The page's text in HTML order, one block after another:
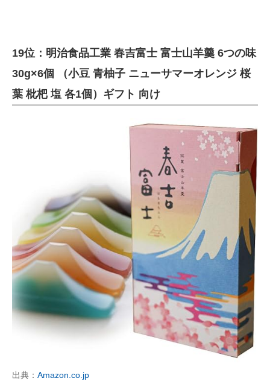
19位：明治食品工業 春吉富士 富士山羊羹 6つの味
30g×6個 （小豆 青柚子 ニューサマーオレンジ 桜
葉 枇杷 塩 各1個）ギフト 向け
出典： Amazon.co.jp